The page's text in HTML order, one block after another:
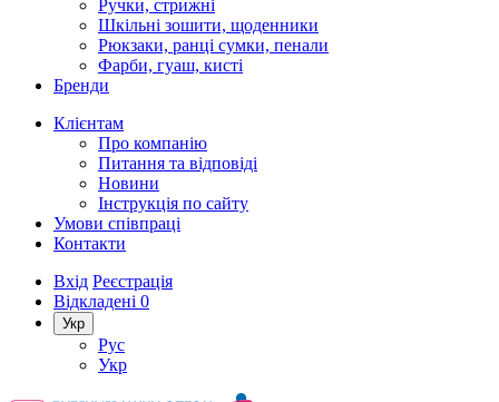
Ручки, стрижні
Шкільні зошити, щоденники
Рюкзаки, ранці сумки, пенали
Фарби, гуаш, кисті
Бренди
Клієнтам
Про компанію
Питання та відповіді
Новини
Інструкція по сайту
Умови співпраці
Контакти
Вхід Реєстрація
Відкладені 0
Укр
Рус
Укр